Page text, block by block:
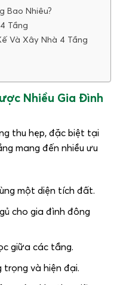
Bao Nhiêu?
Tầng
Và Xây Nhà 4 Tầng
Nhiều Gia Đình
thu hẹp, đặc biệt tại
mang đến nhiều ưu
một diện tích đất.
cho gia đình đông
giữa các tầng.
trọng và hiện đại.